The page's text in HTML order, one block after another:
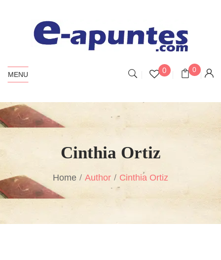
MENU 0 0
Cinthia Ortiz
Home Author Cinthia Ortiz